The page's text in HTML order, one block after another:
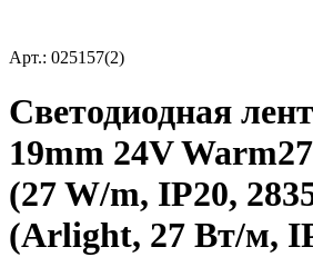
Арт.: 025157(2)
Светодиодная
19mm 24V
(27 W/m, IP20,
(Arlight, 27 Вт/м,